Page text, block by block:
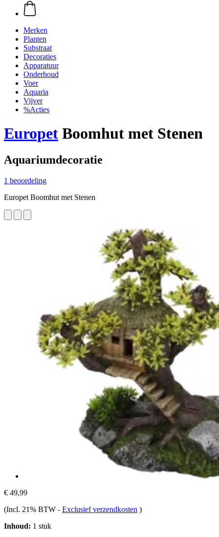
Merken
Planten
Substraat
Decoraties
Apparatuur
Onderhoud
Voer
Aquaria
Vijver
%Acties
Europet Boomhut met Stenen
Aquariumdecoratie
1 beoordeling
Europet Boomhut met Stenen
€ 49,99
(Incl. 21% BTW - Exclusief verzendkosten )
Inhoud: 1 stuk